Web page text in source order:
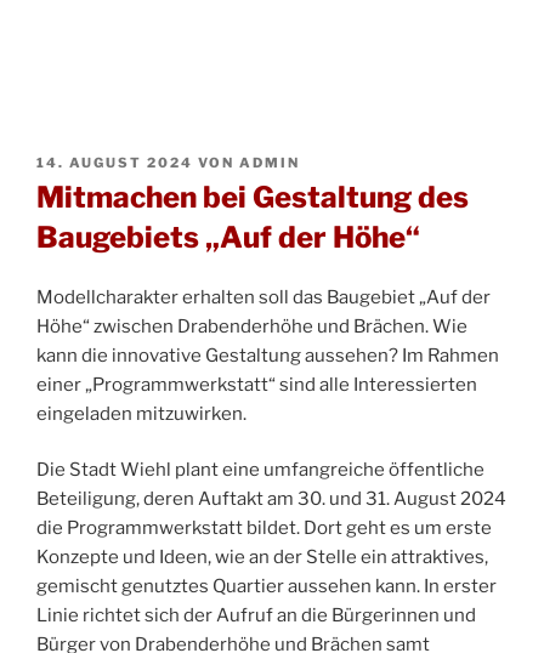
VERÖFFENTLICHT
AM
14. AUGUST 2024 VON ADMIN
Mitmachen bei Gestaltung des
Baugebiets „Auf der Höhe“
Modellcharakter erhalten soll das Baugebiet „Auf der
Höhe“ zwischen Drabenderhöhe und Brächen. Wie
kann die innovative Gestaltung aussehen? Im Rahmen
einer „Programmwerkstatt“ sind alle Interessierten
eingeladen mitzuwirken.
Die Stadt Wiehl plant eine umfangreiche öffentliche
Beteiligung, deren Auftakt am 30. und 31. August 2024
die Programmwerkstatt bildet. Dort geht es um erste
Konzepte und Ideen, wie an der Stelle ein attraktives,
gemischt genutztes Quartier aussehen kann. In erster
Linie richtet sich der Aufruf an die Bürgerinnen und
Bürger von Drabenderhöhe und Brächen samt